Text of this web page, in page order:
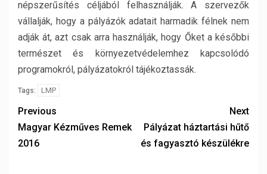
népszerűsítés céljából felhasználják. A szervezők
vállalják, hogy a pályázók adatait harmadik félnek nem
adják át, azt csak arra használják, hogy Őket a későbbi
természet és környezetvédelemhez kapcsolódó
programokról, pályázatokról tájékoztassák.
Tags: LMP
Previous
Magyar Kézműves Remek
2016
Next
Pályázat háztartási hűtő
és fagyasztó készülékre